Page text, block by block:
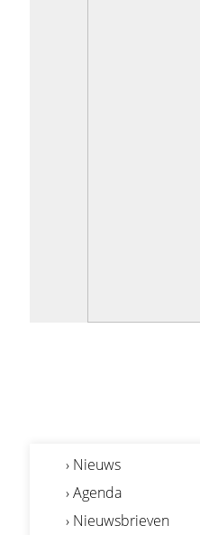
› Nieuws
› Agenda
› Nieuwsbrieven